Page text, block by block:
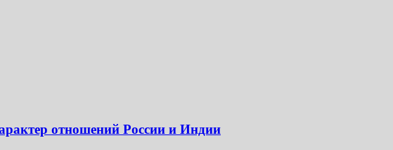
отношений России и Индии